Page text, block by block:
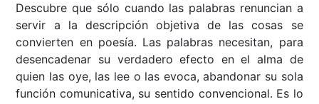
Descubre que sólo cuando las palabras renuncian a
servir a la descripción objetiva de las cosas se
convierten en poesía. Las palabras necesitan, para
desencadenar su verdadero efecto en el alma de
quien las oye, las lee o las evoca, abandonar su sola
función comunicativa, su sentido convencional. Es lo